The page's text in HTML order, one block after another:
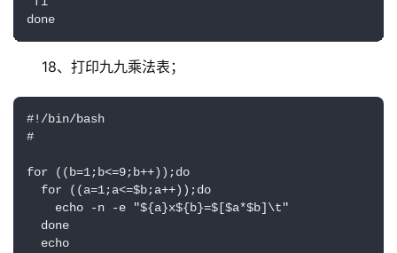
done
18、打印九九乘法表；
#!/bin/bash
#
for ((b=1;b<=9;b++));do
for ((a=1;a<=$b;a++));do
echo -n -e "${a}x${b}=$[$a*$b]\t"
done
echo